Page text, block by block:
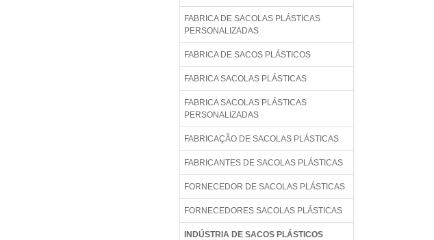
FABRICA DE SACOLAS PLÁSTICAS
PERSONALIZADAS
FABRICA DE SACOS PLÁSTICOS
FABRICA SACOLAS PLÁSTICAS
FABRICA SACOLAS PLÁSTICAS
PERSONALIZADAS
FABRICAÇÃO DE SACOLAS PLÁSTICAS
FABRICANTES DE SACOLAS PLÁSTICAS
FORNECEDOR DE SACOLAS PLÁSTICAS
FORNECEDORES SACOLAS PLÁSTICAS
INDÚSTRIA DE SACOS PLÁSTICOS